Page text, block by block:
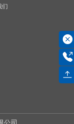
们
公司